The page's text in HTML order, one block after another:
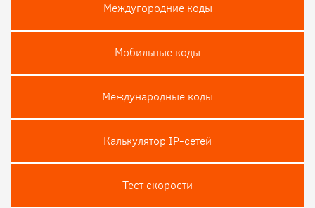
Междугородние коды
Мобильные коды
Международные коды
Калькулятор IP-сетей
Тест скороcти